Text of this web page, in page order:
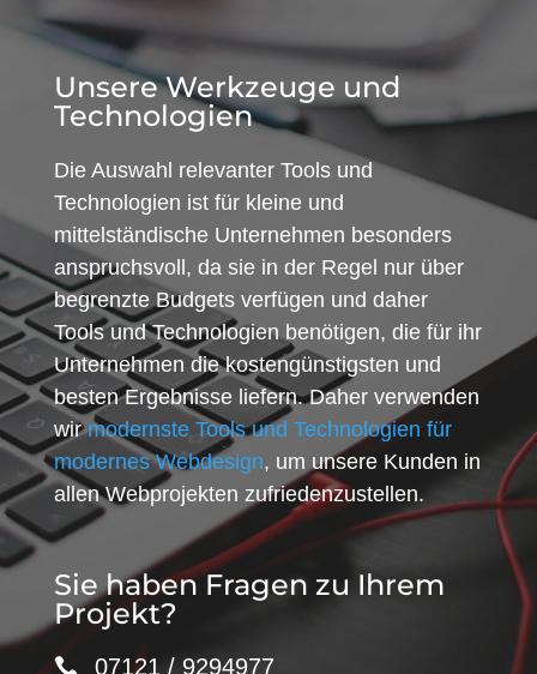
Unsere Werkzeuge und
Technologien
Die Auswahl relevanter Tools und
Technologien ist für kleine und
mittelständische Unternehmen besonders
anspruchsvoll, da sie in der Regel nur über
begrenzte Budgets verfügen und daher
Tools und Technologien benötigen, die für ihr
Unternehmen die kostengünstigsten und
besten Ergebnisse liefern. Daher verwenden
wirmodernste Tools und Technologien für
modernes Webdesign, um unsere Kunden in
allen Webprojekten zufriedenzustellen.
Sie haben Fragen zu Ihrem
Projekt?
07121 / 9294977